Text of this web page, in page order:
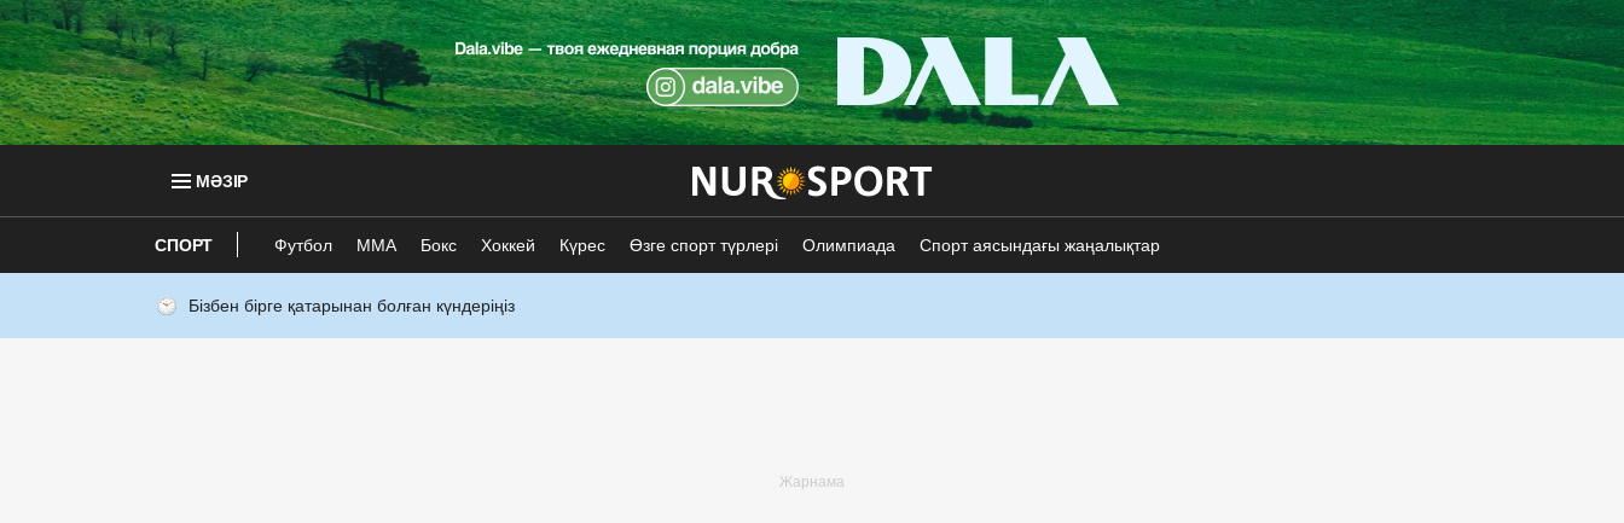
МӘЗІР
СПОРТ Футбол ММА Бокс Хоккей Күрес Өзге спорт түрлері Олимпиада Спорт аясындағы жаңалықтар
Бізбен бірге қатарынан болған күндеріңіз